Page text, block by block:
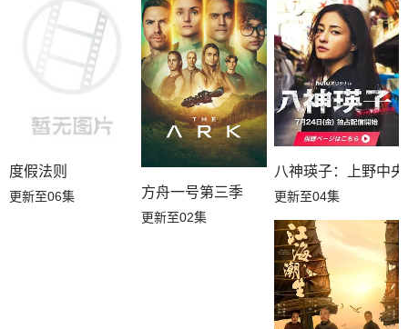
度假法则
更新至06集 方舟一号第三季
更新至02集
八神瑛子：上野中
更新至04集